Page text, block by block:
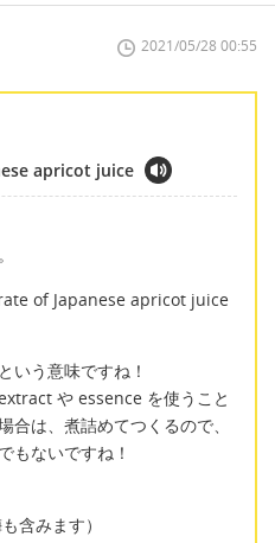
2021/05/28 00:55
apricot juice
of Japanese apricot juice
いう意味ですね！
や essence を使うこと
は、煮詰めてつくるので、
もないですね！
含みます）